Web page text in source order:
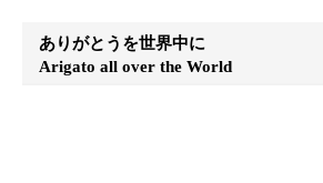
ありがとうを世界中に
Arigato all over the World